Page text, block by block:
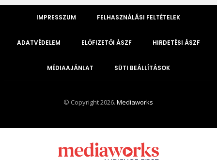
IMPRESSZUM FELHASZNÁLÁSI FELTÉTELEK
ADATVÉDELEM ELŐFIZETŐI ÁSZF HIRDETÉSI ÁSZF
MÉDIAAJÁNLAT SÜTI BEÁLLÍTÁSOK
© Copyright 2026.Mediaworks